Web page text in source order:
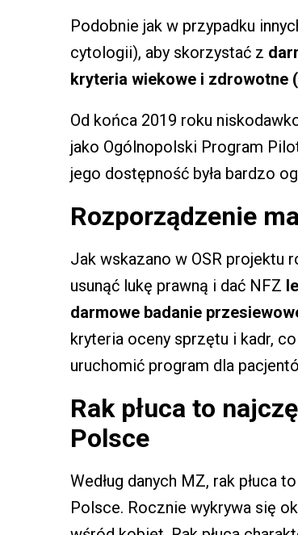
Podobnie jak w przypadku
cytologii), aby skorzystać z
kryteria wiekowe i zdrowotne
Od końca 2019 roku
jako Ogólnopolski Program
jego dostępność była bardzo
Rozporządzenie
Jak wskazano w OSR projektu
usunąć lukę prawną i dać NFZ
darmowe badanie
kryteria oceny sprzętu i kadr,
uruchomić program dla
Rak płuca to
Polsce
Według danych MZ, rak płuca
Polsce. Rocznie wykrywa się